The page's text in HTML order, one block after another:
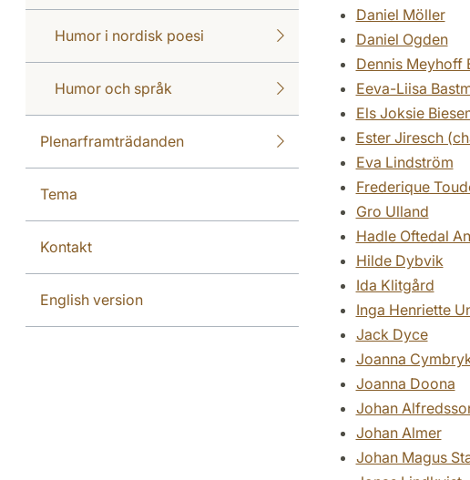
Humor i nordisk poesi
Humor och språk
Plenarframträdanden
Tema
Kontakt
English version
Daniel Möller
Daniel Ogden
Dennis Meyhoff
Eeva-Liisa
Els Joksie
Ester Jiresch
Eva Lindström
Frederique
Gro Ulland
Hadle Oftedal
Hilde Dybvik
Ida Klitgård
Inga Henriette
Jack Dyce
Joanna
Joanna Doona
Johan
Johan Almer
Johan Magus